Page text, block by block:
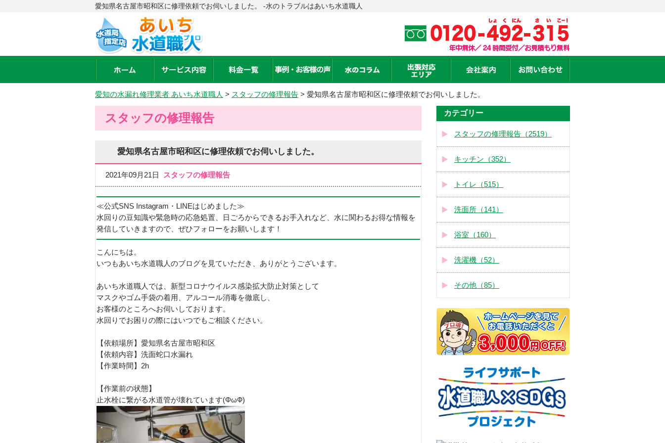
愛知県名古屋市昭和区に修理依頼でお伺いしました。 -水のトラブルはあいち水道職人
愛知の水漏れ修理業者 あいち水道職人 > スタッフの修理報告 > 愛知県名古屋市昭和区に修理依頼でお伺いしました。
スタッフの修理報告
愛知県名古屋市昭和区に修理依頼でお伺いしました。
2021年09月21日 スタッフの修理報告
≪公式SNS Instagram・LINEはじめました≫
水回りの豆知識や緊急時の応急処置、日ごろからできるお手入れなど、水に関わるお得な情報を
発信していきますので、ぜひフォローをお願いします！
こんにちは。
いつもあいち水道職人のブログを見ていただき、ありがとうございます。
あいち水道職人では、新型コロナウイルス感染拡大防止対策として
マスクやゴム手袋の着用、アルコール消毒を徹底し、
お客様のところへお伺いしております。
水回りでお困りの際にはいつでもご相談ください。
【依頼場所】愛知県名古屋市昭和区
【依頼内容】洗面蛇口水漏れ
【作業時間】2h
【作業前の状態】
止水栓に繋がる水道管が壊れています(ΦωФ)
カテゴリー
スタッフの修理報告（2519）
キッチン（352）
トイレ（515）
洗面所（141）
浴室（160）
洗濯機（52）
その他（85）